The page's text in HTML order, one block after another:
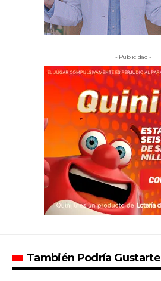
- Publicidad -
También Podría Gustarte